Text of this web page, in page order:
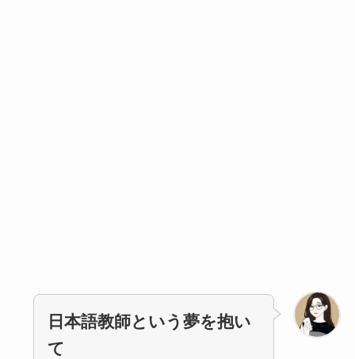
日本語教師という夢を抱い
て